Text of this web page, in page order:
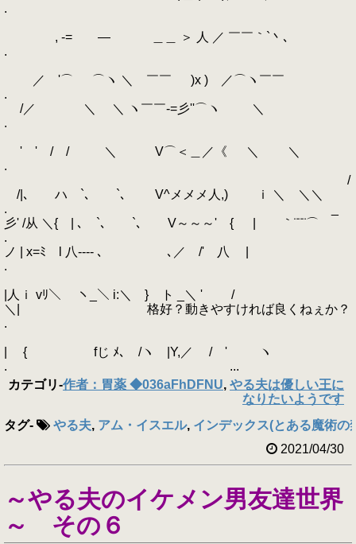
.
, -= ― ＿＿ ＞ 人 ／ ￣￣｀`丶､
.
／ '⌒ ⌒ヽ ＼ ￣￣ )x ) ／⌒ヽ￣￣
.
/／ ＼ ＼ ヽ￣￣-=彡''⌒ヽ ＼
.
' ' / / ＼ V⌒＜＿／《 ＼ ＼
.
/
/|､ ハ `､ `､ V^メメメ人,) ｉ ＼ ＼＼
. _
彡' /从 ＼{ | ､ `､ `､ V～～～' { | ｀¨¨¨⌒
.
ノ | x=ﾐ l 八---- ､ ､／ /' 八 |
.
|人ｉ vﾘ＼ ヽ_＼ i:＼ } ト _＼ ' /
＼| 格好？動きやすければ良くねぇか？
.
| { fじ ﾒ､ /ヽ |Y,／ / ' ヽ
. ...
カテゴリ-作者：胃薬 ◆036aFhDFNU, やる夫は優しい王に
なりたいようです
タグ- やる夫, アム・イスエル, インデックス(とある魔術の
2021/04/30
～やる夫のイケメン男友達世界
～ その６